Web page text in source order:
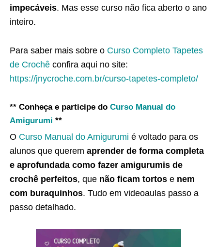
impecáveis. Mas esse curso não fica aberto o ano
inteiro.
Para saber mais sobre o Curso Completo Tapetes
de Crochê confira aqui no site:
https://jnycroche.com.br/curso-tapetes-completo/
** Conheça e participe do Curso Manual do
Amigurumi **
O Curso Manual do Amigurumi é voltado para os
alunos que querem aprender de forma completa
e aprofundada como fazer amigurumis de
crochê perfeitos, que não ficam tortos e nem
com buraquinhos. Tudo em videoaulas passo a
passo detalhado.